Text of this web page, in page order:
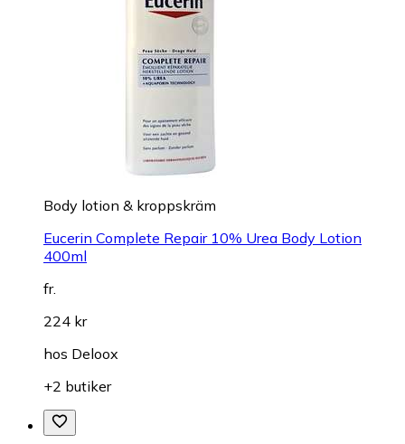
Body lotion & kroppskräm
Eucerin Complete Repair 10% Urea Body Lotion
400ml
fr.
224 kr
hos Deloox
+2 butiker